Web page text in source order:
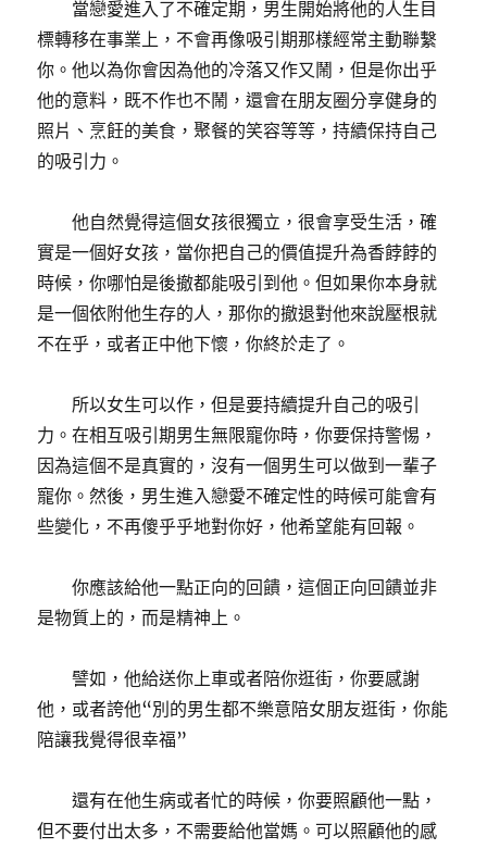
當戀愛進入了不確定期，男生開始將他的人生目
標轉移在事業上，不會再像吸引期那樣經常主動聯繫
你。他以為你會因為他的冷落又作又鬧，但是你出乎
他的意料，既不作也不鬧，還會在朋友圈分享健身的
照片、烹飪的美食，聚餐的笑容等等，持續保持自己
的吸引力。
他自然覺得這個女孩很獨立，很會享受生活，確
實是一個好女孩，當你把自己的價值提升為香餑餑的
時候，你哪怕是後撤都能吸引到他。但如果你本身就
是一個依附他生存的人，那你的撤退對他來說壓根就
不在乎，或者正中他下懷，你終於走了。
所以女生可以作，但是要持續提升自己的吸引
力。在相互吸引期男生無限寵你時，你要保持警惕，
因為這個不是真實的，沒有一個男生可以做到一輩子
寵你。然後，男生進入戀愛不確定性的時候可能會有
些變化，不再傻乎乎地對你好，他希望能有回報。
你應該給他一點正向的回饋，這個正向回饋並非
是物質上的，而是精神上。
譬如，他給送你上車或者陪你逛街，你要感謝
他，或者誇他“別的男生都不樂意陪女朋友逛街，你能
陪讓我覺得很幸福”
還有在他生病或者忙的時候，你要照顧他一點，
但不要付出太多，不需要給他當媽。可以照顧他的感